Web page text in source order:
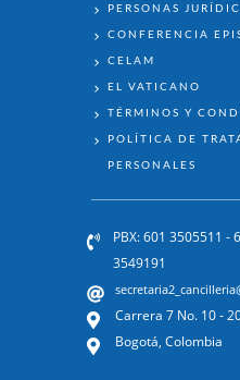
PERSONAS
CONFERENCIA
CELAM
EL VATICANO
TÉRMINOS Y
POLÍTICA DE
PERSONALES
PBX: 601 3505511 -
3549191
Carrera 7 No. 10 -
Bogotá, Colombia